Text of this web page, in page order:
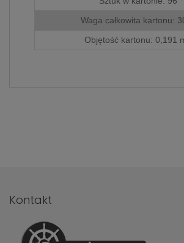
Waga całkowita kartonu:
Objętość kartonu: 0,191
Kontakt